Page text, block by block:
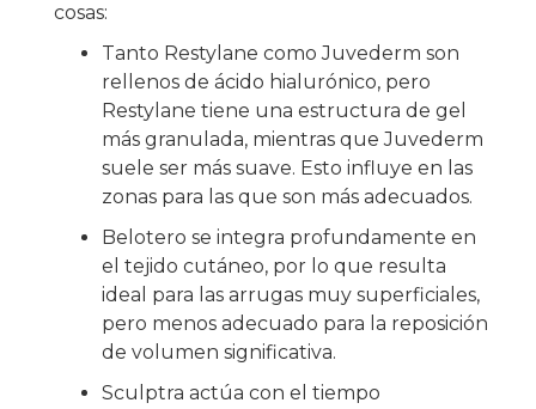
cosas:
Tanto Restylane como Juvederm son
rellenos de ácido hialurónico, pero
Restylane tiene una estructura de gel
más granulada, mientras que Juvederm
suele ser más suave. Esto influye en las
zonas para las que son más adecuados.
Belotero se integra profundamente en
el tejido cutáneo, por lo que resulta
ideal para las arrugas muy superficiales,
pero menos adecuado para la reposición
de volumen significativa.
Sculptra actúa con el tiempo